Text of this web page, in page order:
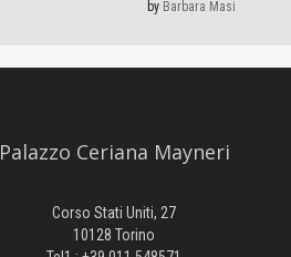
by Barbara Masi
Palazzo Ceriana Mayneri
Corso Stati Uniti, 27
10128 Torino